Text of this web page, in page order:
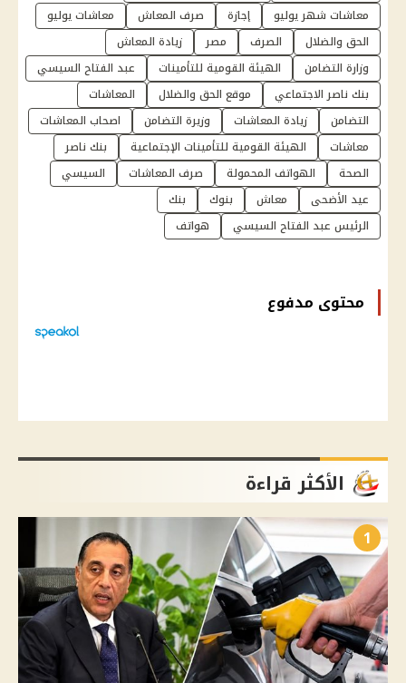
معاشات شهر يوليو
إجازة صرف المعاش
معاشات يوليو
الحق والضلال
الصرف مصر
زيادة المعاش
وزارة التضامن
الهيئة القومية للتأمينات
عبد الفتاح السيسي
بنك ناصر الاجتماعي
موقع الحق والضلال
المعاشات
التضامن
زيادة المعاشات وزيرة التضامن
اصحاب المعاشات
معاشات
الهيئة القومية للتأمينات الإجتماعية
بنك ناصر
الصحة
الهواتف المحمولة صرف المعاشات
السيسي
عيد الأضحى
معاش بنوك
بنك
الرئيس عبد الفتاح السيسي
هواتف
محتوى مدفوع
الأكثر قراءة
1